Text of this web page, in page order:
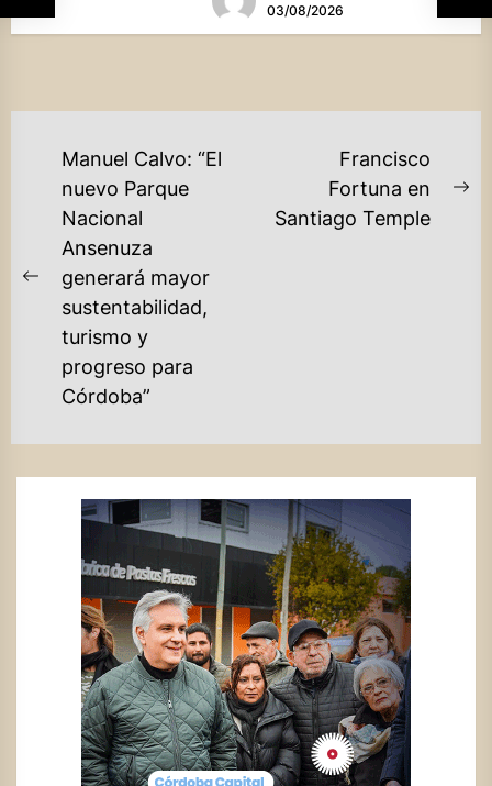
03/08/2026
NAVEGACIÓN
ENTRADAS
Previous
post:
Manuel Calvo: “El
nuevo Parque
Nacional
Ansenuza
generará mayor
sustentabilidad,
turismo y
progreso para
Córdoba”
Francisco
Fortuna en
Santiago Temple